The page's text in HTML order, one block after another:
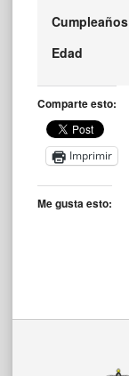
Cumpleaños
Edad
Comparte esto:
Imprimir
Me gusta esto: